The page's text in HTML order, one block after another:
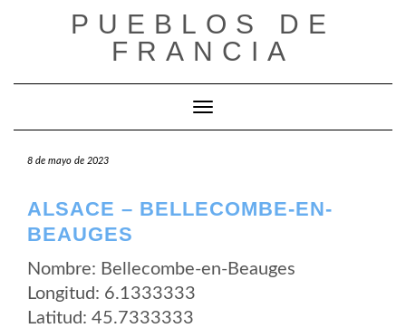
PUEBLOS DE
FRANCIA
Cambiar modo de navegación
8 de mayo de 2023
ALSACE – BELLECOMBE-EN-
BEAUGES
Nombre: Bellecombe-en-Beauges
Longitud: 6.1333333
Latitud: 45.7333333